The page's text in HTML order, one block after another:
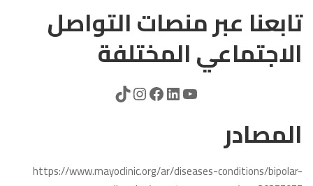
تابعنا عبر منصات التواصل
الاجتماعي المختلفة
المصادر
https://www.mayoclinic.org/ar/diseases-conditions/bipolar-